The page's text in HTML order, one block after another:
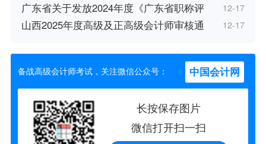
广东省关于发放2024年度《广东省职称评 12-17
山西2025年度高级及正高级会计师审核通 12-17
备战高级会计师考试，关注微信公众号： 中国会计网
长按保存图片
微信打开扫一扫